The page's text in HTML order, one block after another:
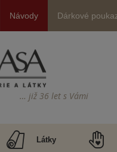
Návody Dárkové
… již 36 let s Vámi
Látky